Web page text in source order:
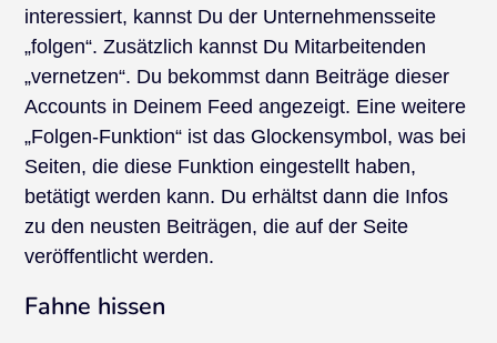
interessiert, kannst Du der Unternehmensseite
„folgen“. Zusätzlich kannst Du Mitarbeitenden
„vernetzen“. Du bekommst dann Beiträge dieser
Accounts in Deinem Feed angezeigt. Eine weitere
„Folgen-Funktion“ ist das Glockensymbol, was bei
Seiten, die diese Funktion eingestellt haben,
betätigt werden kann. Du erhältst dann die Infos
zu den neusten Beiträgen, die auf der Seite
veröffentlicht werden.
Fahne hissen